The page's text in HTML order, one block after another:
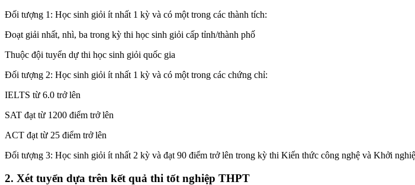
Đối tượng 1: Học sinh giỏi ít nhất 1 kỳ và có một trong các thành tích:
Đoạt giải nhất, nhì, ba trong kỳ thi học sinh giỏi cấp tỉnh/thành phố
Thuộc đội tuyển dự thi học sinh giỏi quốc gia
Đối tượng 2: Học sinh giỏi ít nhất 1 kỳ và có một trong các chứng chỉ:
IELTS từ 6.0 trở lên
SAT đạt từ 1200 điểm trở lên
ACT đạt từ 25 điểm trở lên
Đối tượng 3: Học sinh giỏi ít nhất 2 kỳ và đạt 90 điểm trở lên trong kỳ thi Kiến thức công nghệ và Khởi
2. Xét tuyển dựa trên kết quả thi tốt nghiệp THPT